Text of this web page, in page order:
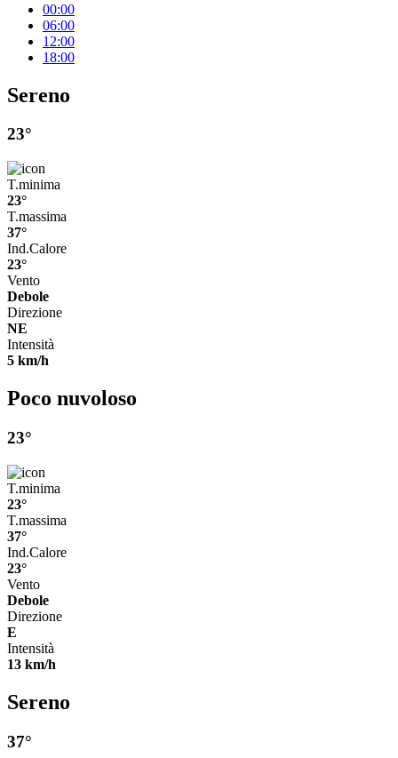
00:00
06:00
12:00
18:00
Sereno
23°
T.minima
23°
T.massima
37°
Ind.Calore
23°
Vento
Debole
Direzione
NE
Intensità
5 km/h
Poco nuvoloso
23°
T.minima
23°
T.massima
37°
Ind.Calore
23°
Vento
Debole
Direzione
E
Intensità
13 km/h
Sereno
37°